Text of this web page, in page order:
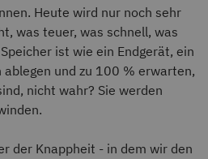
Heute wird nur noch sehr
was teuer, was schnell, was
ist wie ein Endgerät, ein
und zu 100 % erwarten,
nicht wahr? Sie werden
der Knappheit - in dem wir den